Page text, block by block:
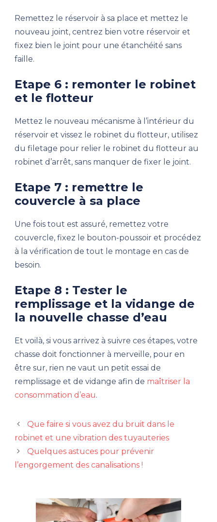
Remettez le réservoir à sa place et mettez le
nouveau joint, centrez bien votre réservoir et
fixez bien le joint pour une étanchéité sans
faille.
Etape 6 : remonter le robinet
et le flotteur
Mettez le nouveau mécanisme à l’intérieur du
réservoir et vissez le robinet du flotteur, utilisez
du filetage pour relier le robinet du flotteur au
robinet d’arrêt, sans manquer de fixer le joint.
Etape 7 : remettre le
couvercle à sa place
Une fois tout est assuré, remettez votre
couvercle, fixez le bouton-poussoir et procédez
à la vérification de tout le montage en cas de
besoin.
Etape 8 : Tester le
remplissage et la vidange de
la nouvelle chasse d’eau
Et voilà, si vous arrivez à suivre ces étapes, votre
chasse doit fonctionner à merveille, pour en
être sur, rien ne vaut un petit essai de
remplissage et de vidange afin de maîtriser la
consommation d’eau.
Que faire si vous avez du bruit dans le
robinet et une vibration des tuyauteries
Quelques astuces pour prévenir
l’engorgement des canalisations !